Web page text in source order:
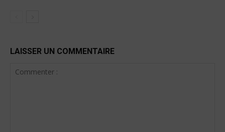
LAISSER UN COMMENTAIRE